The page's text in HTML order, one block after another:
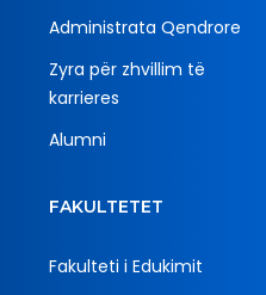
Administrata Qendrore
Zyra për zhvillim të
karrieres
Alumni
FAKULTETET
Fakulteti i Edukimit